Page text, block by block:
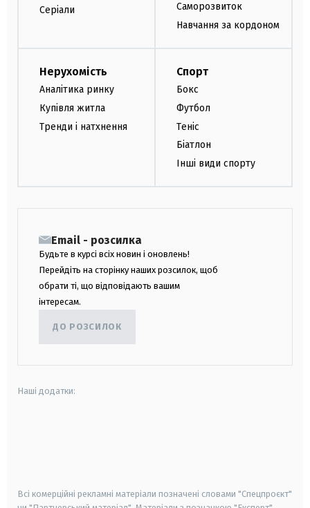
Серіали
Саморозвиток
Навчання за кордоном
Нерухомість
Аналітика ринку
Купівля житла
Тренди і натхнення
Спорт
Бокс
Футбол
Теніс
Біатлон
Інші види спорту
Email - розсилка
Будьте в курсі всіх новин і оновлень!
Перейдіть на сторінку наших розсилок, щоб
обрати ті, що відповідають вашим
інтересам.
ДО РОЗСИЛОК
Наші додатки:
Всі комерційні рекламні матеріали позначені словами "Спецпроєкт"